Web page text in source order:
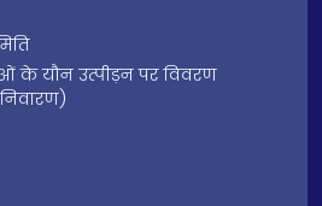
के यौन उत्पीड़न पर विवरण